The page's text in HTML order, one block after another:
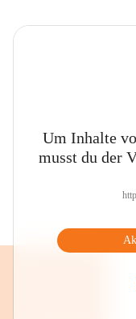
Um Inhalte
musst du der